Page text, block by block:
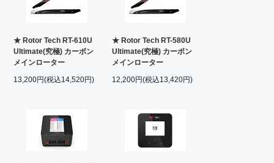
★ Rotor Tech RT-610U
Ultimate(究極) カーボン
メインローター
13,200円(税込14,520円)
★ Rotor Tech RT-580U
Ultimate(究極) カーボン
メインローター
12,200円(税込13,420円)